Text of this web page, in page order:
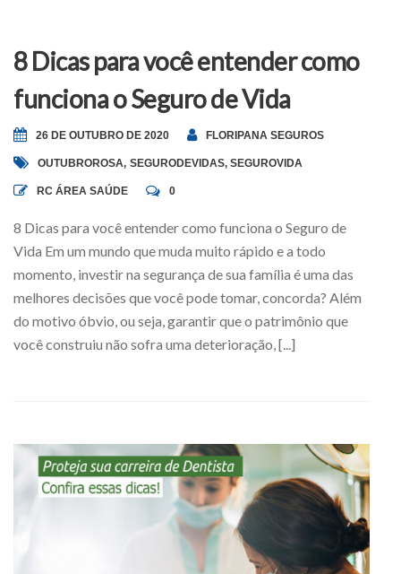
8 Dicas para você entender como
funciona o Seguro de Vida
26 DE OUTUBRO DE 2020 FLORIPANA SEGUROS
OUTUBROROSA, SEGURODEVIDAS, SEGUROVIDA
RC ÁREA SAÚDE 0
8 Dicas para você entender como funciona o Seguro de
Vida Em um mundo que muda muito rápido e a todo
momento, investir na segurança de sua família é uma das
melhores decisões que você pode tomar, concorda? Além
do motivo óbvio, ou seja, garantir que o patrimônio que
você construiu não sofra uma deterioração, [...]